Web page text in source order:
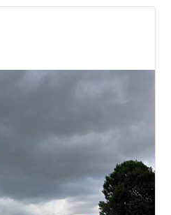
ろう。 ちなみに塩水に入れな
もそも強かった上、不自然
たりする…